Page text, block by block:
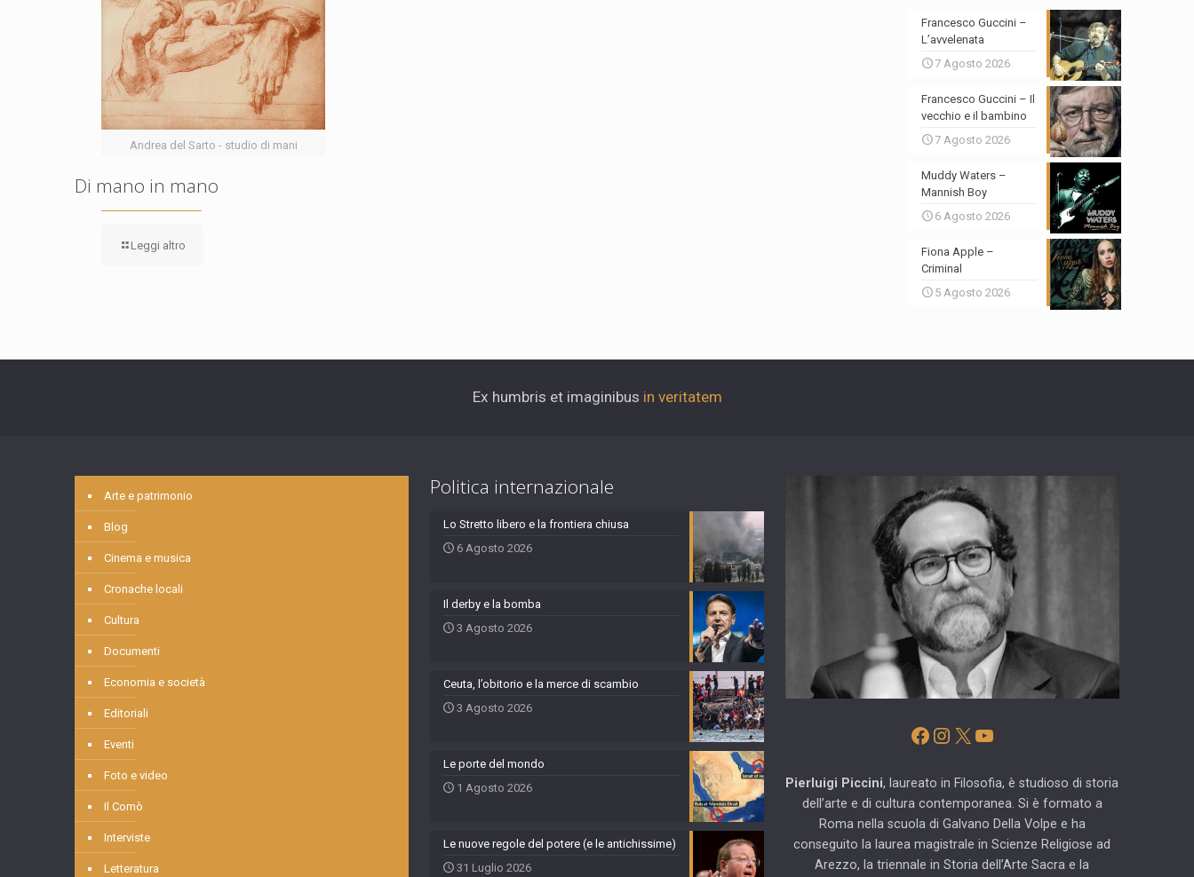
Andrea del Sarto - studio di mani
Di mano in mano
Leggi altro
Francesco Guccini –
L’avvelenata
7 Agosto 2026
Francesco Guccini – Il
vecchio e il bambino
7 Agosto 2026
Muddy Waters –
Mannish Boy
6 Agosto 2026
Fiona Apple –
Criminal
5 Agosto 2026
Ex humbris et imaginibus in veritatem
Arte e patrimonio
Blog
Cinema e musica
Cronache locali
Cultura
Documenti
Economia e società
Editoriali
Eventi
Foto e video
Il Comò
Interviste
Letteratura
Politica internazionale
Lo Stretto libero e la frontiera chiusa
6 Agosto 2026
Il derby e la bomba
3 Agosto 2026
Ceuta, l’obitorio e la merce di scambio
3 Agosto 2026
Le porte del mondo
1 Agosto 2026
Le nuove regole del potere (e le antichissime)
31 Luglio 2026
Facebook
Instagram
X YouTube
Pierluigi Piccini, laureato in Filosofia, è studioso di storia
dell’arte e di cultura contemporanea. Si è formato a
Roma nella scuola di Galvano Della Volpe e ha
conseguito la laurea magistrale in Scienze Religiose ad
Arezzo, la triennale in Storia dell’Arte Sacra e la